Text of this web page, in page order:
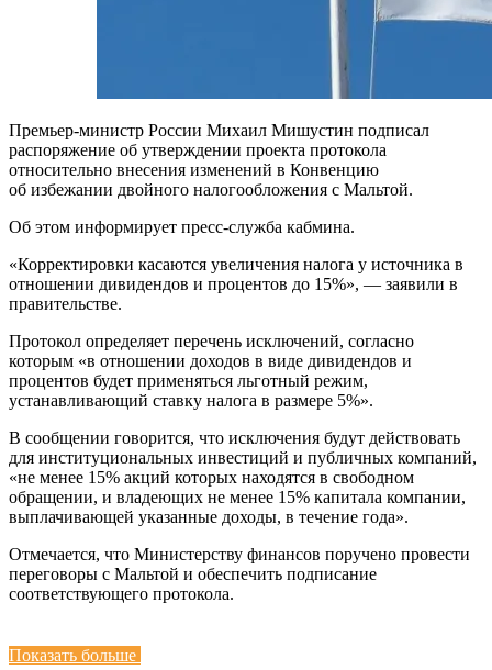
Премьер-министр России Михаил Мишустин подписал
распоряжение об утверждении проекта протокола
относительно внесения изменений в Конвенцию
об избежании двойного налогообложения с Мальтой.
Об этом информирует пресс-служба кабмина.
«Корректировки касаются увеличения налога у источника в
отношении дивидендов и процентов до 15%», — заявили в
правительстве.
Протокол определяет перечень исключений, согласно
которым «в отношении доходов в виде дивидендов и
процентов будет применяться льготный режим,
устанавливающий ставку налога в размере 5%».
В сообщении говорится, что исключения будут действовать
для институциональных инвестиций и публичных компаний,
«не менее 15% акций которых находятся в свободном
обращении, и владеющих не менее 15% капитала компании,
выплачивающей указанные доходы, в течение года».
Отмечается, что Министерству финансов поручено провести
переговоры с Мальтой и обеспечить подписание
соответствующего протокола.
Показать больше